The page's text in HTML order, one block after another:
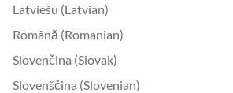
Latviešu (Latvian)
Română (Romanian)
Slovenčina (Slovak)
Slovenščina (Slovenian)